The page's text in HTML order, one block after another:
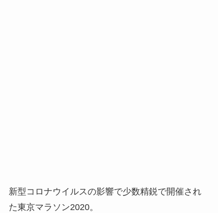
新型コロナウイルスの影響で少数精鋭で開催され
た東京マラソン2020。